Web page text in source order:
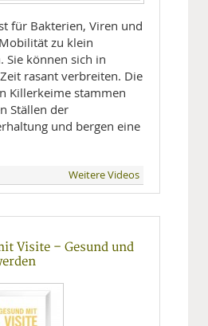
für Bakterien, Viren und
zu klein
Sie können sich in
rasant verbreiten. Die
Killerkeime stammen
Ställen der
und bergen eine
Weitere Videos
Visite – Gesund und